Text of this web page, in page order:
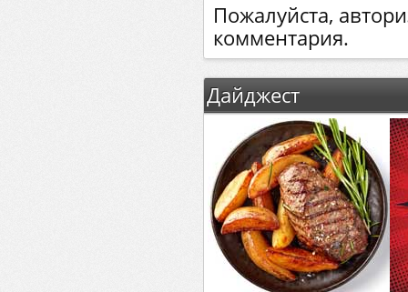
Пожалуйста,
комментария.
Дайджест